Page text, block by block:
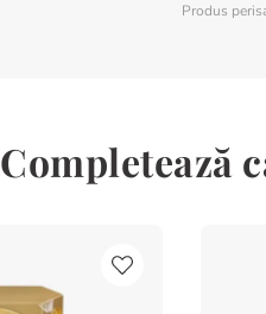
Produs
Completează